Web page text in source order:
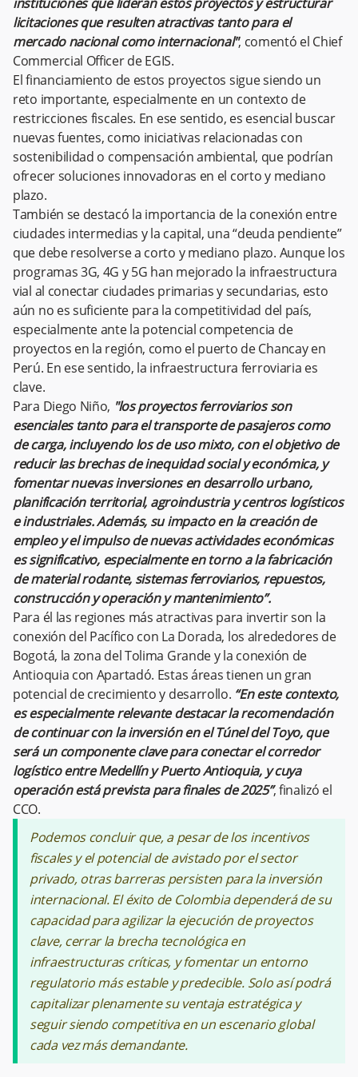
licitaciones que resulten atractivas tanto para el
mercado nacional como internacional", comentó el Chief
Commercial Officer de EGIS.
El financiamiento de estos proyectos sigue siendo un
reto importante, especialmente en un contexto de
restricciones fiscales. En ese sentido, es esencial buscar
nuevas fuentes, como iniciativas relacionadas con
sostenibilidad o compensación ambiental, que podrían
ofrecer soluciones innovadoras en el corto y mediano
plazo.
También se destacó la importancia de la conexión entre
ciudades intermedias y la capital, una “deuda pendiente”
que debe resolverse a corto y mediano plazo. Aunque los
programas 3G, 4G y 5G han mejorado la infraestructura
vial al conectar ciudades primarias y secundarias, esto
aún no es suficiente para la competitividad del país,
especialmente ante la potencial competencia de
proyectos en la región, como el puerto de Chancay en
Perú. En ese sentido, la infraestructura ferroviaria es
clave.
Para Diego Niño, "los proyectos ferroviarios son
esenciales tanto para el transporte de pasajeros como
de carga, incluyendo los de uso mixto, con el objetivo de
reducir las brechas de inequidad social y económica, y
fomentar nuevas inversiones en desarrollo urbano,
planificación territorial, agroindustria y centros logísticos
e industriales. Además, su impacto en la creación de
empleo y el impulso de nuevas actividades económicas
es significativo, especialmente en torno a la fabricación
de material rodante, sistemas ferroviarios, repuestos,
construcción y operación y mantenimiento”.
Para él las regiones más atractivas para invertir son la
conexión del Pacífico con La Dorada, los alrededores de
Bogotá, la zona del Tolima Grande y la conexión de
Antioquia con Apartadó. Estas áreas tienen un gran
potencial de crecimiento y desarrollo. “En este contexto,
es especialmente relevante destacar la recomendación
de continuar con la inversión en el Túnel del Toyo, que
será un componente clave para conectar el corredor
logístico entre Medellín y Puerto Antioquia, y cuya
operación está prevista para finales de 2025”, finalizó el
CCO.
Podemos concluir que, a pesar de los incentivos
fiscales y el potencial de avistado por el sector
privado, otras barreras persisten para la inversión
internacional. El éxito de Colombia dependerá de su
capacidad para agilizar la ejecución de proyectos
clave, cerrar la brecha tecnológica en
infraestructuras críticas, y fomentar un entorno
regulatorio más estable y predecible. Solo así podrá
capitalizar plenamente su ventaja estratégica y
seguir siendo competitiva en un escenario global
cada vez más demandante.